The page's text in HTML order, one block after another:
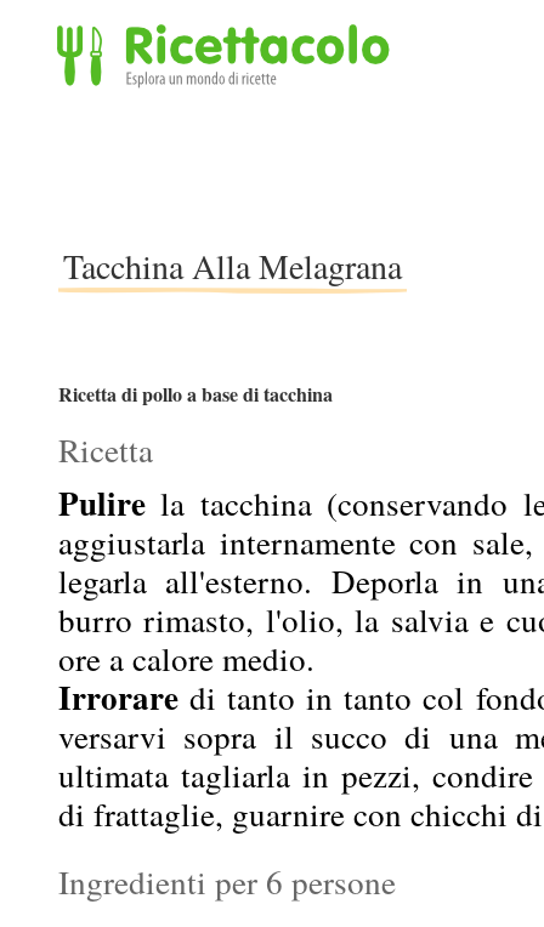
Tacchina Alla Melagrana
Ricetta di pollo a base di tacchina
Ricetta
Pulire la tacchina (conservando
aggiustarla internamente con
legarla all'esterno. Deporla in
burro rimasto, l'olio, la salvia e
ore a calore medio.
Irrorare di tanto in tanto col
versarvi sopra il succo di una
ultimata tagliarla in pezzi, condire
di frattaglie, guarnire con chicchi
Ingredienti per 6 persone